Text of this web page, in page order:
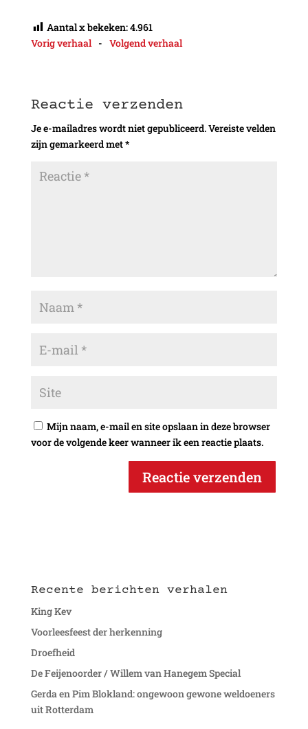
Aantal x bekeken:4.961
Vorig verhaal - Volgend verhaal
Reactie verzenden
Je e-mailadres wordt niet gepubliceerd.Vereiste velden
zijn gemarkeerd met*
Mijn naam, e-mail en site opslaan in deze browser
voor de volgende keer wanneer ik een reactie plaats.
Recente berichten verhalen
King Kev
Voorleesfeest der herkenning
Droefheid
De Feijenoorder / Willem van Hanegem Special
Gerda en Pim Blokland: ongewoon gewone weldoeners
uit Rotterdam